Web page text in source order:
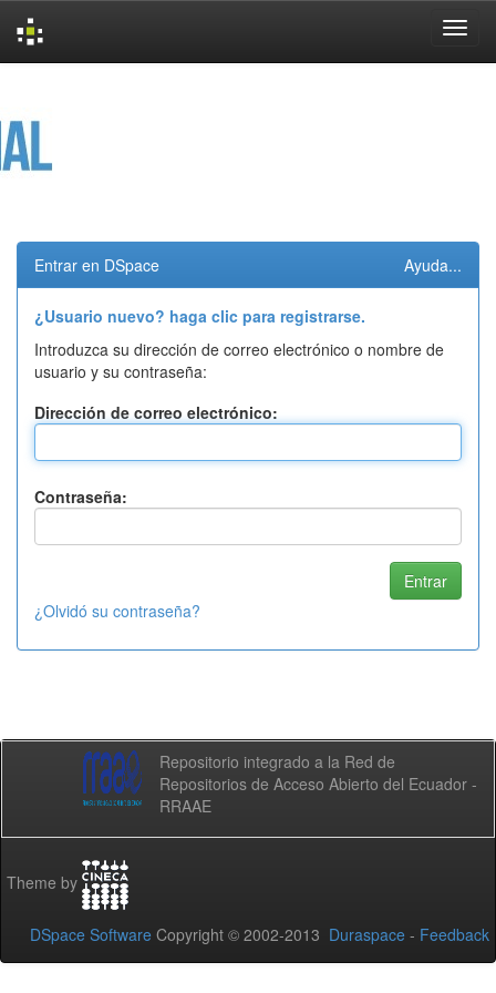
Entrar en DSpace Ayuda...
¿Usuario nuevo? haga clic para registrarse.
Introduzca su dirección de correo electrónico o nombre de
usuario y su contraseña:
Dirección de correo electrónico:
Contraseña:
¿Olvidó su contraseña?
Repositorio integrado a la Red de
Repositorios de Acceso Abierto del Ecuador -
RRAAE
Theme by
DSpace Software Copyright © 2002-2013 Duraspace - Feedback